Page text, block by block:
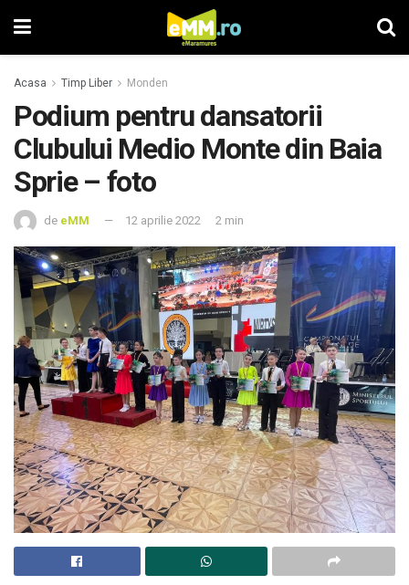
Acasa Timp Liber Monden
Podium pentru dansatorii
Clubului Medio Monte din Baia
Sprie – foto
de eMM 12 aprilie 2022 2 min